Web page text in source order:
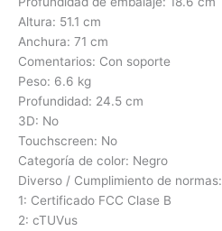
Altura: 51.1 cm
Anchura: 71 cm
Comentarios: Con soporte
Peso: 6.6 kg
Profundidad: 24.5 cm
3D: No
Touchscreen: No
Categoría de color: Negro
Diverso / Cumplimiento de normas:
1: Certificado FCC Clase B
2: cTUVus